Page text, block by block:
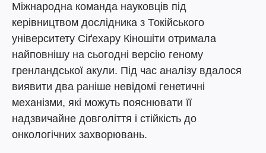
Міжнародна команда науковців під
керівництвом дослідника з Токійського
університету Сіґехару Кіношіти отримала
найповнішу на сьогодні версію геному
гренландської акули. Під час аналізу вдалося
виявити два раніше невідомі генетичні
механізми, які можуть пояснювати її
надзвичайне довголіття і стійкість до
онкологічних захворювань.